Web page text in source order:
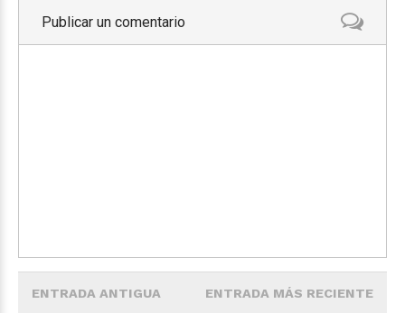
Publicar un comentario
ENTRADA MÁS RECIENTE
ENTRADA ANTIGUA